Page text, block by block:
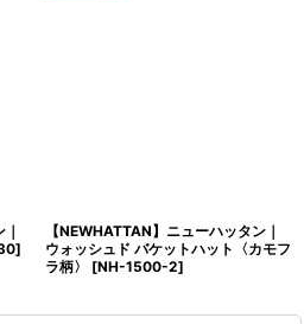
]
【NEWHATTAN】ニューハッタン｜
ウォッシュド バケットハット〈カモフ
ラ柄〉
[NH-1500-2]